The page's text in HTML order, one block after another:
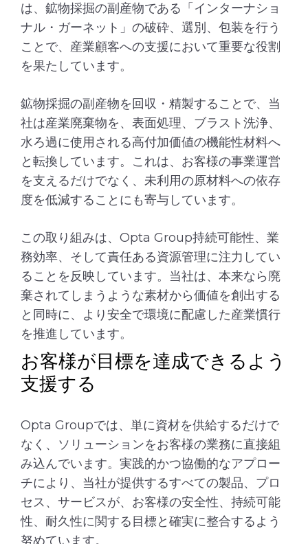
は、鉱物採掘の副産物である「インターナショ
ナル・ガーネット」の破砕、選別、包装を行う
ことで、産業顧客への支援において重要な役割
を果たしています。
鉱物採掘の副産物を回収・精製することで、当
社は産業廃棄物を、表面処理、ブラスト洗浄、
水ろ過に使用される高付加価値の機能性材料へ
と転換しています。これは、お客様の事業運営
を支えるだけでなく、未利用の原材料への依存
度を低減することにも寄与しています。
この取り組みは、Opta Group持続可能性、業
務効率、そして責任ある資源管理に注力してい
ることを反映しています。当社は、本来なら廃
棄されてしまうような素材から価値を創出する
と同時に、より安全で環境に配慮した産業慣行
を推進しています。
お客様が目標を達成できるよう
支援する
Opta Groupでは、単に資材を供給するだけで
なく、ソリューションをお客様の業務に直接組
み込んでいます。実践的かつ協働的なアプロー
チにより、当社が提供するすべての製品、プロ
セス、サービスが、お客様の安全性、持続可能
性、耐久性に関する目標と確実に整合するよう
努めています。